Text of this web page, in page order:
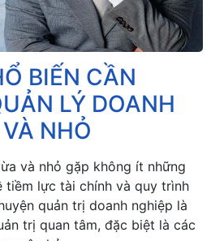
BIẾN CẦN
LÝ DOANH
NHỎ
và nhỏ gặp không ít những
tiềm lực tài chính và quy trình
quản trị doanh nghiệp là
trị quan tâm, đặc biệt là các